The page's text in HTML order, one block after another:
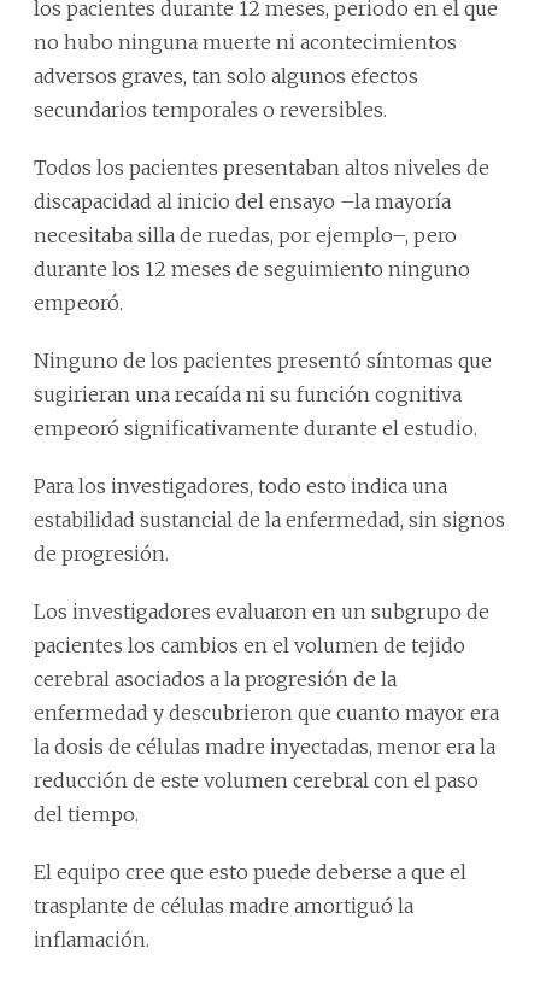
los pacientes durante 12 meses, periodo en el que
no hubo ninguna muerte ni acontecimientos
adversos graves, tan solo algunos efectos
secundarios temporales o reversibles.
Todos los pacientes presentaban altos niveles de
discapacidad al inicio del ensayo –la mayoría
necesitaba silla de ruedas, por ejemplo–, pero
durante los 12 meses de seguimiento ninguno
empeoró.
Ninguno de los pacientes presentó síntomas que
sugirieran una recaída ni su función cognitiva
empeoró significativamente durante el estudio.
Para los investigadores, todo esto indica una
estabilidad sustancial de la enfermedad, sin signos
de progresión.
Los investigadores evaluaron en un subgrupo de
pacientes los cambios en el volumen de tejido
cerebral asociados a la progresión de la
enfermedad y descubrieron que cuanto mayor era
la dosis de células madre inyectadas, menor era la
reducción de este volumen cerebral con el paso
del tiempo.
El equipo cree que esto puede deberse a que el
trasplante de células madre amortiguó la
inflamación.